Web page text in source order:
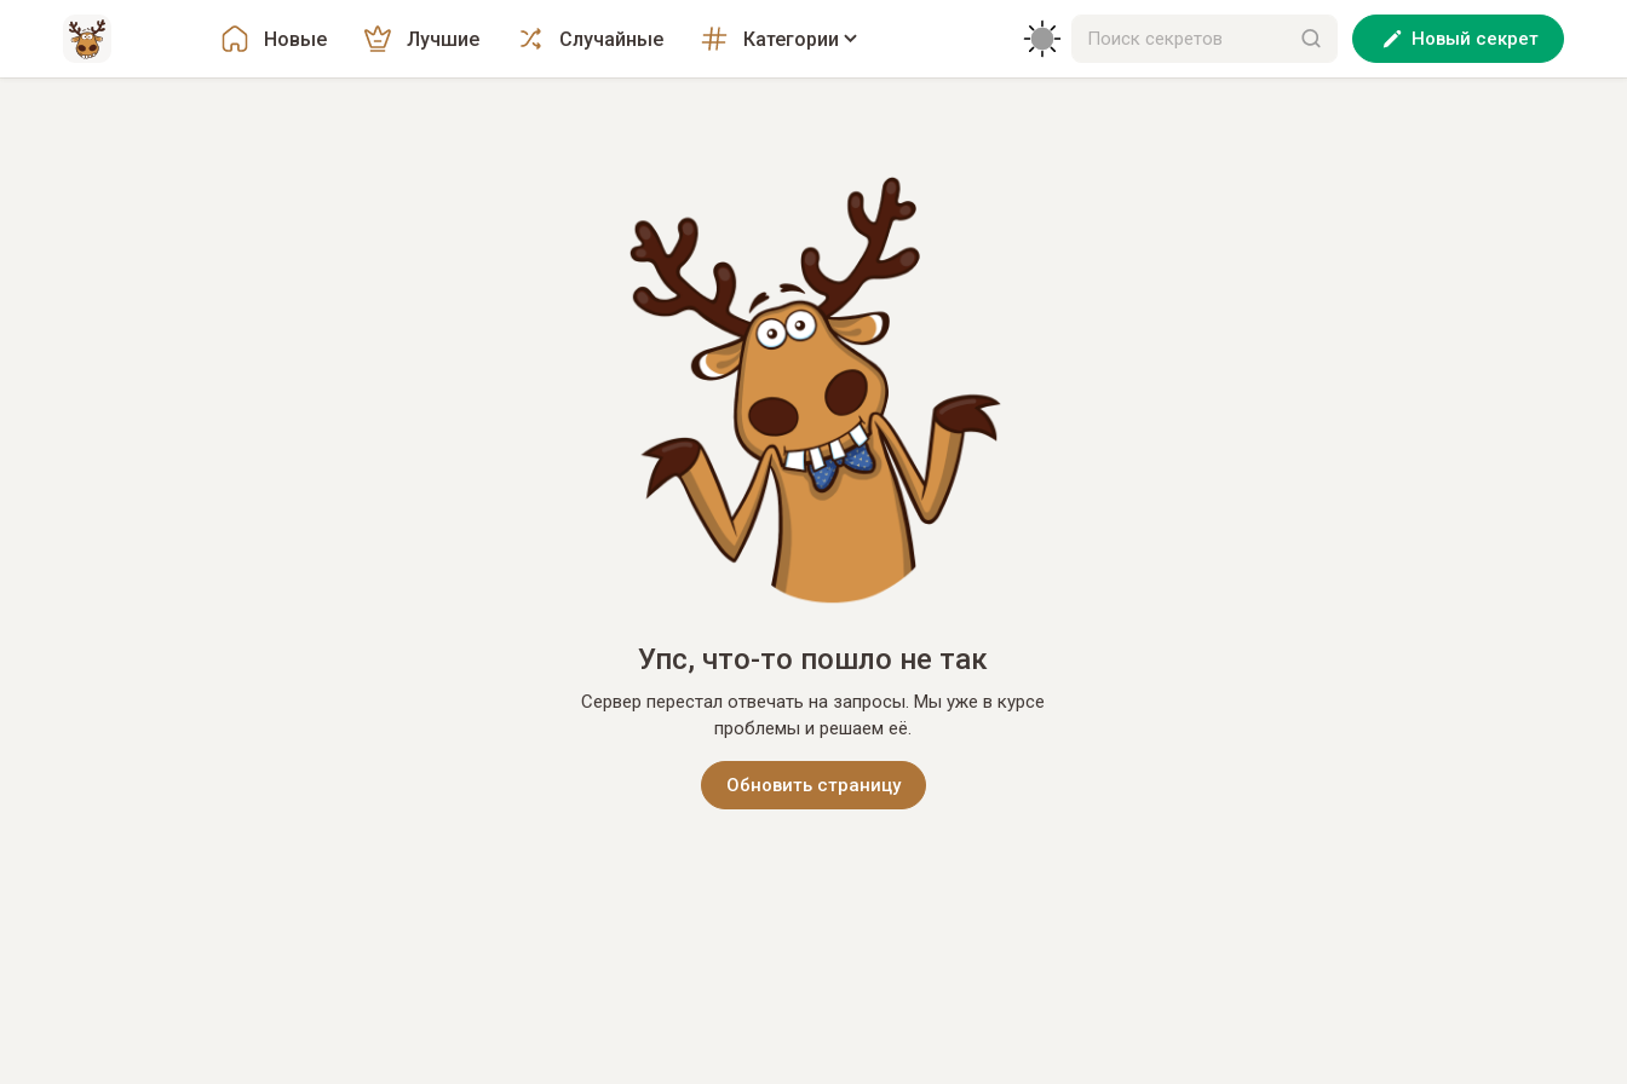
Новые Лучшие Случайные Категории Новый секрет
Упс, что-то пошло не так
Сервер перестал отвечать на запросы. Мы уже в курсе
проблемы и решаем её.
Обновить страницу